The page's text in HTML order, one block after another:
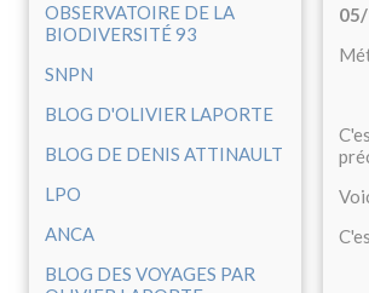
OBSERVATOIRE DE LA
BIODIVERSITÉ 93
SNPN
BLOG D'OLIVIER LAPORTE
BLOG DE DENIS ATTINAULT
LPO
ANCA
BLOG DES VOYAGES PAR